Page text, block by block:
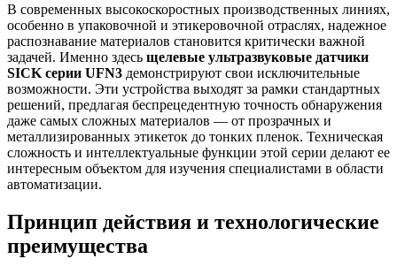
В современных высокоскоростных производственных линиях,
особенно в упаковочной и этикеровочной отраслях, надежное
распознавание материалов становится критически важной
задачей. Именно здесь щелевые ультразвуковые датчики
SICK серии UFN3 демонстрируют свои исключительные
возможности. Эти устройства выходят за рамки стандартных
решений, предлагая беспрецедентную точность обнаружения
даже самых сложных материалов — от прозрачных и
металлизированных этикеток до тонких пленок. Техническая
сложность и интеллектуальные функции этой серии делают ее
интересным объектом для изучения специалистами в области
автоматизации.
Принцип действия и технологические
преимущества